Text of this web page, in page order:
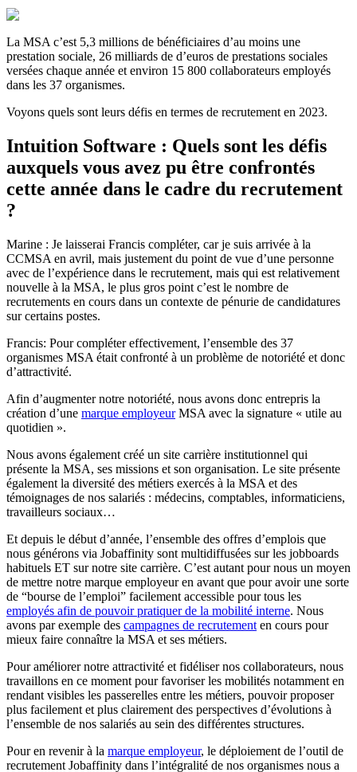
La MSA c’est 5,3 millions de bénéficiaires d’au moins une
prestation sociale, 26 milliards de d’euros de prestations sociales
versées chaque année et environ 15 800 collaborateurs employés
dans les 37 organismes.
Voyons quels sont leurs défis en termes de recrutement en 2023.
Intuition Software : Quels sont les défis
auxquels vous avez pu être confrontés
cette année dans le cadre du recrutement
?
Marine : Je laisserai Francis compléter, car je suis arrivée à la
CCMSA en avril, mais justement du point de vue d’une personne
avec de l’expérience dans le recrutement, mais qui est relativement
nouvelle à la MSA, le plus gros point c’est le nombre de
recrutements en cours dans un contexte de pénurie de candidatures
sur certains postes.
Francis: Pour compléter effectivement, l’ensemble des 37
organismes MSA était confronté à un problème de notoriété et donc
d’attractivité.
Afin d’augmenter notre notoriété, nous avons donc entrepris la
création d’une marque employeurMSA avec la signature « utile au
quotidien ».
Nous avons également créé un site carrière institutionnel qui
présente la MSA, ses missions et son organisation. Le site présente
également la diversité des métiers exercés à la MSA et des
témoignages de nos salariés : médecins, comptables, informaticiens,
travailleurs sociaux…
Et depuis le début d’année, l’ensemble des offres d’emplois que
nous générons via Jobaffinity sont multidiffusées sur les jobboards
habituels ET sur notre site carrière. C’est autant pour nous un moyen
de mettre notre marque employeur en avant que pour avoir une sorte
de “bourse de l’emploi” facilement accessible pour tous les
employés afin de pouvoir pratiquer de la mobilité interne. Nous
avons par exemple des campagnes de recrutement en cours pour
mieux faire connaître la MSA et ses métiers.
Pour améliorer notre attractivité et fidéliser nos collaborateurs, nous
travaillons en ce moment pour favoriser les mobilités notamment en
rendant visibles les passerelles entre les métiers, pouvoir proposer
plus facilement et plus clairement des perspectives d’évolutions à
l’ensemble de nos salariés au sein des différentes structures.
Pour en revenir à la marque employeur, le déploiement de l’outil de
recrutement Jobaffinity dans l’intégralité de nos organismes nous a